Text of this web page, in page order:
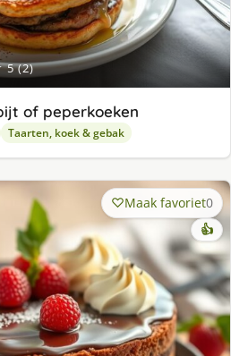
5 (2)
of peperkoeken
Taarten, koek & gebak
Maak favoriet0
👍